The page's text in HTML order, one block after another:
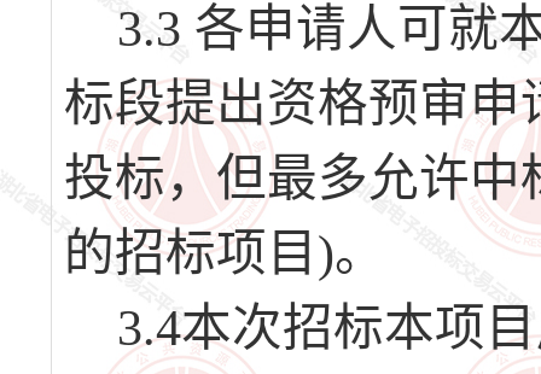
3.3 各申请人可就
标段提出资格预审
投标，但最多允许
的招标项目)。
3.4本次招标本项